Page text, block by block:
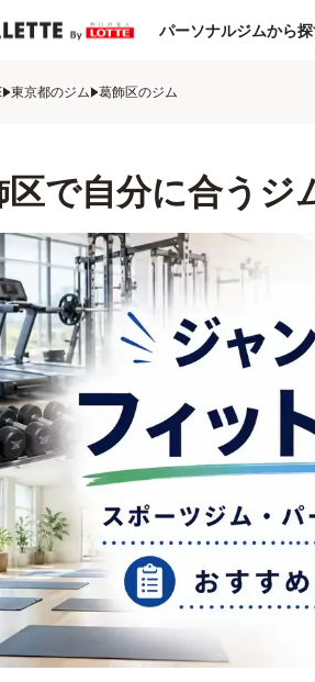
パーソナルジムから
東京都のジム 葛飾区のジム
区で自分に合うジ